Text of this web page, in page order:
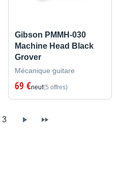
Gibson PMMH-030
Machine Head Black
Grover
Mécanique guitare
69 €neuf(5 offres)
3